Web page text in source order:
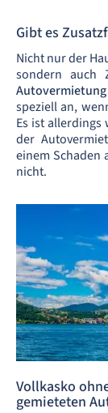
Gibt es
Nicht nur der
sondern auch
speziell an,
Es ist allerdings
der
einem Schaden
nicht.
Vollkasko
gemieteten